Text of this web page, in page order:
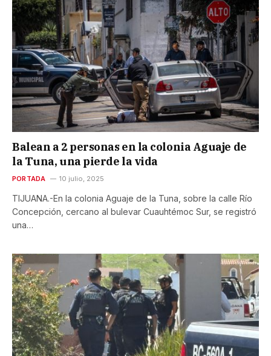
Balean a 2 personas en la colonia Aguaje de
la Tuna, una pierde la vida
PORTADA 10 julio, 2025
TIJUANA.-En la colonia Aguaje de la Tuna, sobre la calle Río
Concepción, cercano al bulevar Cuauhtémoc Sur, se registró
una…